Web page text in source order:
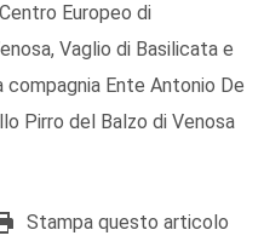
Europeo di
Vaglio di Basilicata e
compagnia Ente Antonio De
Pirro del Balzo di Venosa
Stampa questo articolo